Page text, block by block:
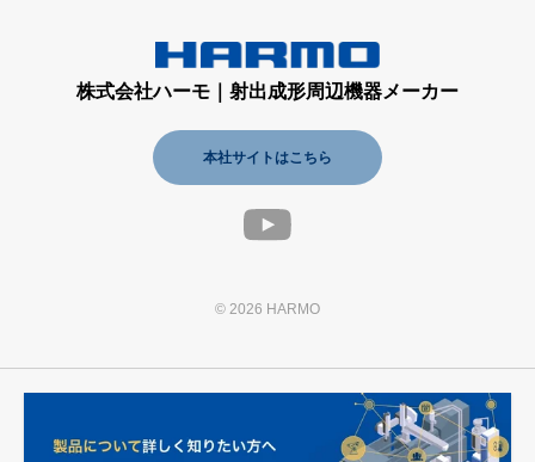
株式会社ハーモ｜射出成形周辺機器メーカー
本社サイトはこちら
© 2026 HARMO